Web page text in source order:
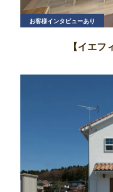
お客様インタビューあり
【イエ